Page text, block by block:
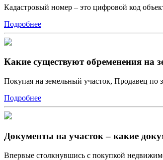
Кадастровый номер – это цифровой код
Подробнее
Какие существуют обременения на
Покупая на земельный участок, Продавец по
Подробнее
Документы на участок – какие
Впервые столкнувшись с покупкой